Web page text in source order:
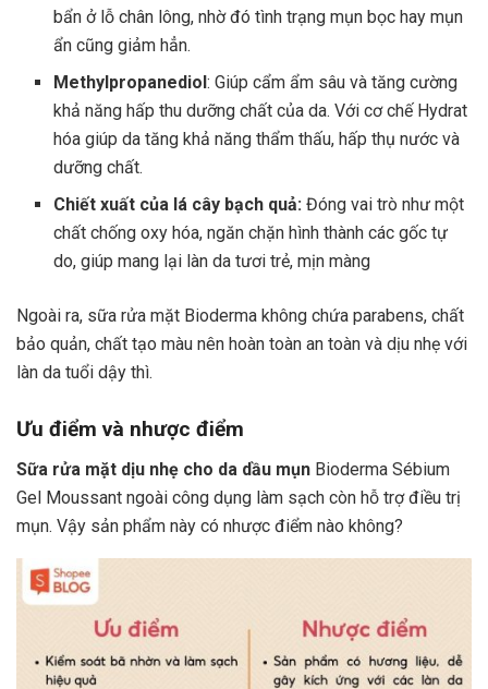
bẩn ở lỗ chân lông, nhờ đó tình trạng mụn bọc hay mụn
ẩn cũng giảm hẳn.
Methylpropanediol: Giúp cẩm ẩm sâu và tăng cường
khả năng hấp thu dưỡng chất của da. Với cơ chế Hydrat
hóa giúp da tăng khả năng thẩm thấu, hấp thụ nước và
dưỡng chất.
Chiết xuất của lá cây bạch quả: Đóng vai trò như một
chất chống oxy hóa, ngăn chặn hình thành các gốc tự
do, giúp mang lại làn da tươi trẻ, mịn màng
Ngoài ra, sữa rửa mặt Bioderma không chứa parabens, chất
bảo quản, chất tạo màu nên hoàn toàn an toàn và dịu nhẹ với
làn da tuổi dậy thì.
Ưu điểm và nhược điểm
Sữa rửa mặt dịu nhẹ cho da dầu mụn Bioderma Sébium
Gel Moussant ngoài công dụng làm sạch còn hỗ trợ điều trị
mụn. Vậy sản phẩm này có nhược điểm nào không?